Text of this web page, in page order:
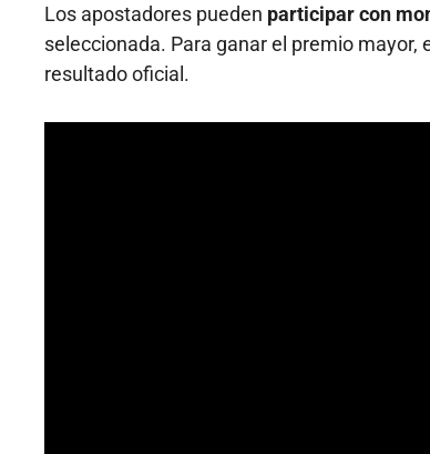
Los apostadores pueden participar con
seleccionada. Para ganar el premio
resultado oficial.